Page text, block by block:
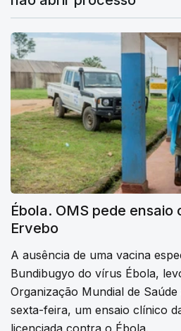
Ébola. OMS pede
Ervebo
A ausência de uma vacina
Bundibugyo do vírus Ébola,
Organização Mundial de
sexta-feira, um ensaio clínico
licenciada contra o Ébola.